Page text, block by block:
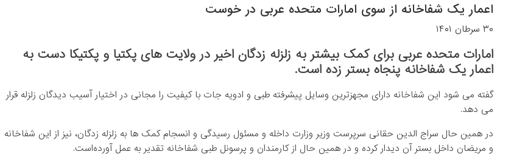
اعمار یک شفاخانه از سوی امارات متحده عربی در خوست
۳۰ سرطان ۱۴۰۱
امارات متحده عربی برای کمک بیشتر به زلزله زدگان اخیر در ولایت های پکتیا و پکتیکا دست به
اعمار یک شفاخانه پنجاه بستر زده است.
گفته می شود این شفاخانه دارای مجهزترین وسایل پیشرفته طبی و ادویه جات با کیفیت را مجانی در اختیار آسیب دیدگان زلزله قرار
می دهد.
در همین حال سراج الدین حقانی سرپرست وزیر وزارت داخله و مسئول رسیدگی و انسجام کمک ها به زلزله زدگان، نیز از این شفاخانه
و مریضان داخل بستر آن دیدار کرده و در همین حال از کارمندان و پرسونل طبی شفاخانه تقدیر به عمل آورده‌است.